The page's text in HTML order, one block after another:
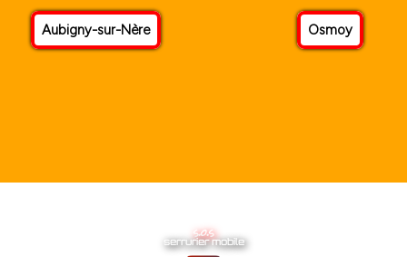
Aubigny-sur-Nère Osmoy
s.o.s
serrurier mobile